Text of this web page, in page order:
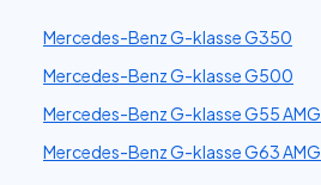
Mercedes-Benz G-klasse G350
Mercedes-Benz G-klasse G500
Mercedes-Benz G-klasse G55 AMG
Mercedes-Benz G-klasse G63 AMG